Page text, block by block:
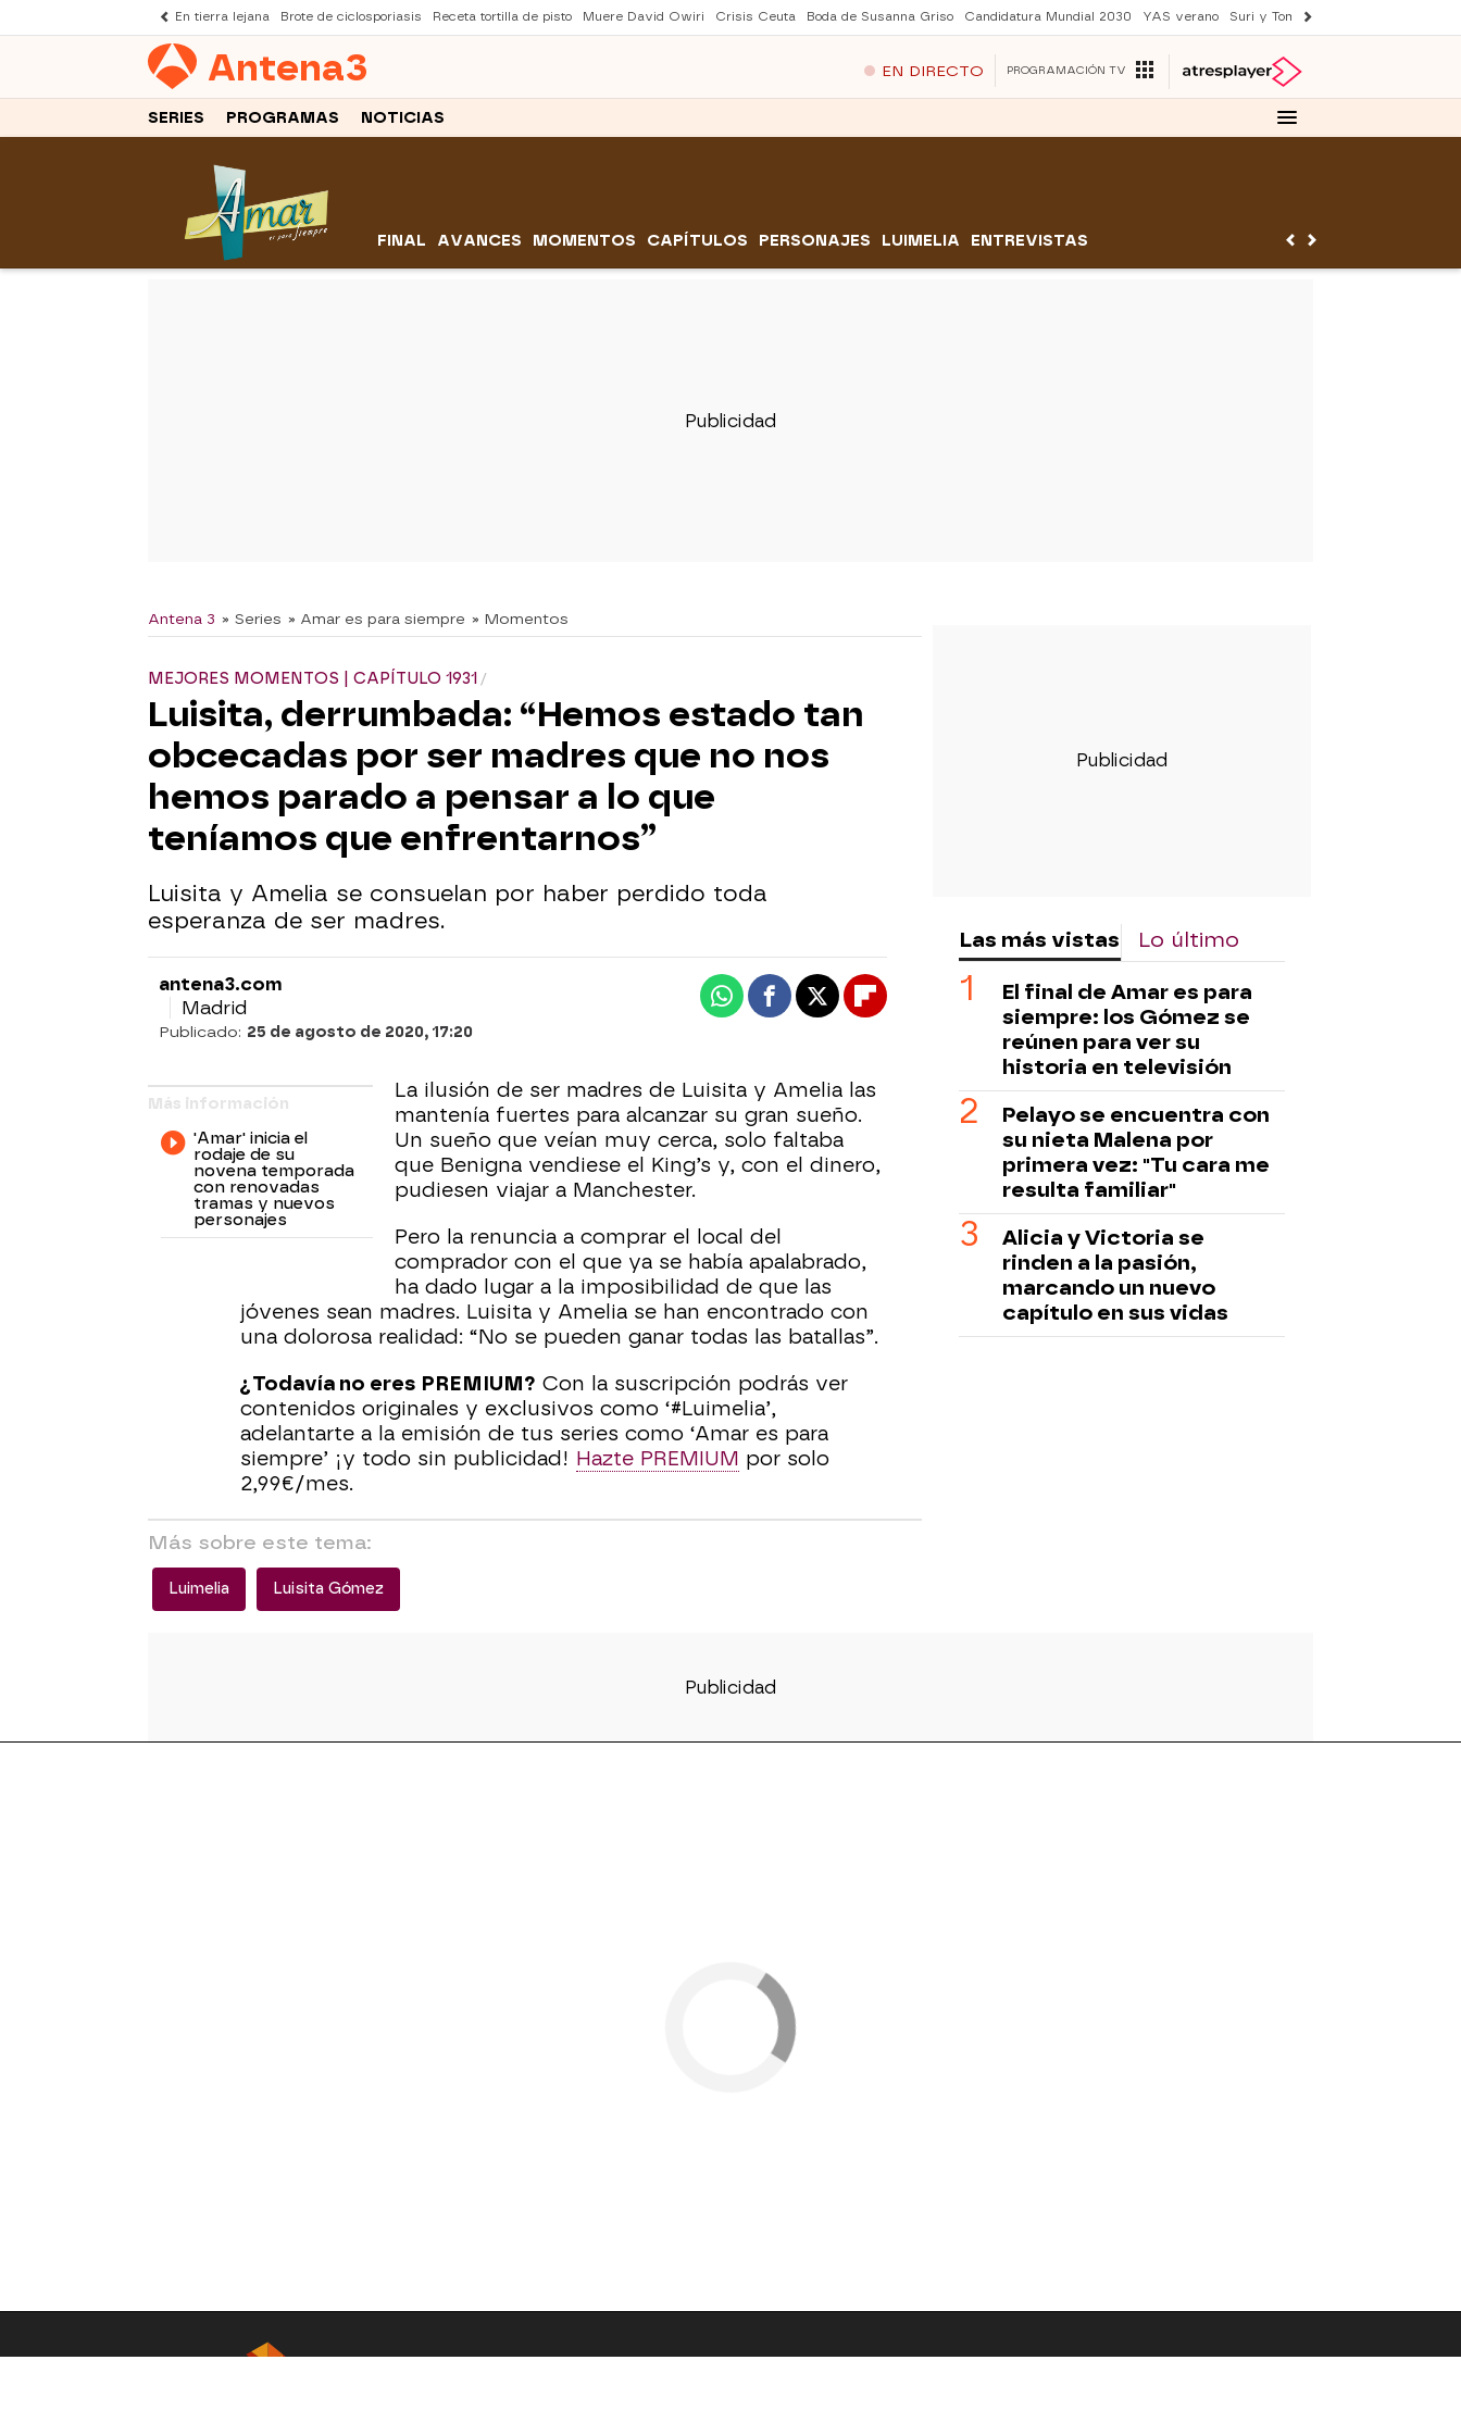
En tierra lejana Brote de ciclosporiasis Receta tortilla de pisto Muere David Owiri Crisis Ceuta Boda de Susanna Griso Candidatura Mundial 2030 YAS verano Suri y Tom Cruise
Antena3 EN DIRECTO PROGRAMACIÓN TV
SERIES PROGRAMAS NOTICIAS
FINAL AVANCES MOMENTOS CAPÍTULOS PERSONAJES LUIMELIA ENTREVISTAS
-
Antena 3 » Series » Amar es para siempre » Momentos
MEJORES MOMENTOS | CAPÍTULO 1931
Luisita, derrumbada: “Hemos estado tan
obcecadas por ser madres que no nos
hemos parado a pensar a lo que
teníamos que enfrentarnos”
Luisita y Amelia se consuelan por haber perdido toda
esperanza de ser madres.
antena3.com
Madrid
Publicado: 25 de agosto de 2020, 17:20
WhatsappFacebook
X Flipboard
Más información
'Amar' inicia el
rodaje de su
novena temporada
con renovadas
tramas y nuevos
personajes
La ilusión de ser madres de Luisita y Amelia las
mantenía fuertes para alcanzar su gran sueño.
Un sueño que veían muy cerca, solo faltaba
que Benigna vendiese el King’s y, con el dinero,
pudiesen viajar a Manchester.
Pero la renuncia a comprar el local del
comprador con el que ya se había apalabrado,
ha dado lugar a la imposibilidad de que las
jóvenes sean madres. Luisita y Amelia se han encontrado con
una dolorosa realidad: “No se pueden ganar todas las batallas”.
¿Todavía no eres PREMIUM? Con la suscripción podrás ver
contenidos originales y exclusivos como ‘#Luimelia’,
adelantarte a la emisión de tus series como ‘Amar es para
siempre’ ¡y todo sin publicidad! Hazte PREMIUM por solo
2,99€/mes.
Más sobre este tema:
Luimelia Luisita Gómez
Las más vistas Lo último
El final de Amar es para
siempre: los Gómez se
reúnen para ver su
historia en televisión
Pelayo se encuentra con
su nieta Malena por
primera vez: "Tu cara me
resulta familiar"
Alicia y Victoria se
rinden a la pasión,
marcando un nuevo
capítulo en sus vidas